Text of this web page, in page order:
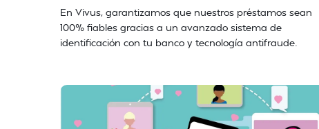
En Vivus, garantizamos que nuestros préstamos sean
100% fiables gracias a un avanzado sistema de
identificación con tu banco y tecnología antifraude.